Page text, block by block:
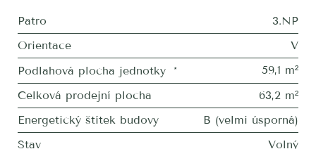
Patro
3.NP
Orientace
V
Podlahová plocha jednotky
*
59,1 m²
Celková prodejní plocha
63,2 m²
Energetický štítek budovy
B (velmi úsporná)
Stav
Volný